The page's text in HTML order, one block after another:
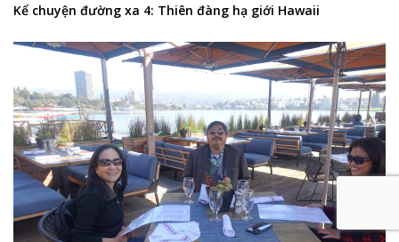
Kể chuyện đường xa 4: Thiên đàng hạ giới Hawaii